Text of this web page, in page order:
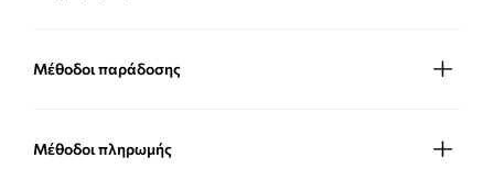
Μέθοδοι παράδοσης
Μέθοδοι πληρωμής